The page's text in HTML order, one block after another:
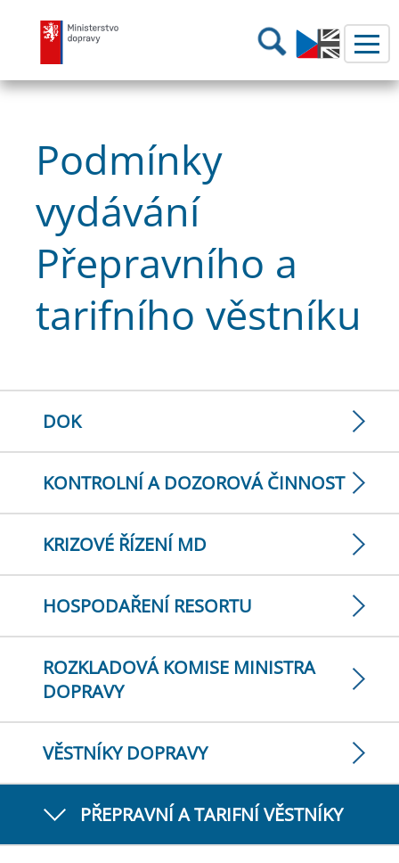
Ministerstvo dopravy Hledání
Podmínky
vydávání
Přepravního a
tarifního věstníku
DOK
KONTROLNÍ A DOZOROVÁ ČINNOST
KRIZOVÉ ŘÍZENÍ MD
HOSPODAŘENÍ RESORTU
ROZKLADOVÁ KOMISE MINISTRA
DOPRAVY
VĚSTNÍKY DOPRAVY
PŘEPRAVNÍ A TARIFNÍ VĚSTNÍKY